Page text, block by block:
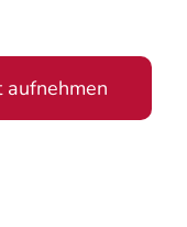
aufnehmen